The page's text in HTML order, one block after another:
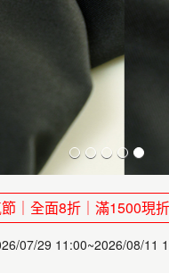
｜全面8折｜滿1500現
07/29 11:00~2026/08/11